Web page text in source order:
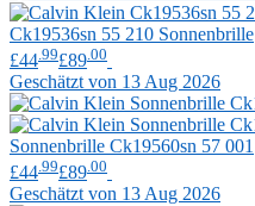
Ck19536sn 55 210 Sonnenbrille
£44 .99£89 .00
Geschätzt von 13 Aug 2026
Sonnenbrille Ck19560sn 57 001
£44 .99£89 .00
Geschätzt von 13 Aug 2026